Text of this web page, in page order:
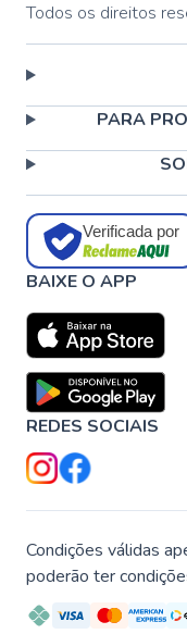
Todos os direitos
PARA
Verificada por
BAIXE O APP
REDES SOCIAIS
Condições válidas
poderão ter